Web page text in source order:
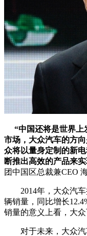
“中国还将是世界上
市场，大众汽车的方
众将以量身定制的新
断推出高效的产品来
团中国区总裁兼CEO
2014年，大众汽车
辆销量，同比增长
销量的意义上看，大
对于未来，大众汽